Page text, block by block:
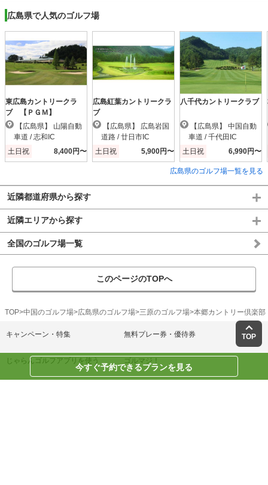
広島県で人気のゴルフ場
東広島カントリークラ
ブ 【ＰＧＭ】
車道 / 志和IC
土日祝
8,400円〜
広島紅葉カントリークラ
ブ
道路 / 廿日市IC
土日祝
5,900円〜
八千代カントリークラブ
車道 / 千代田IC
土日祝
6,990円〜
広島県のゴルフ場一覧を見る
TOP
今すぐ予約できるプランを見る
近隣都道府県から探す
近隣エリアから探す
全国のゴルフ場一覧
このページのTOPへ
TOP 中国のゴルフ場 広島県のゴルフ場 三原のゴルフ場 本郷カントリー倶楽
キャンペーン・特集 無料プレー券・優待券
じゃらんゴルフアプリを使う ゴルマジ！